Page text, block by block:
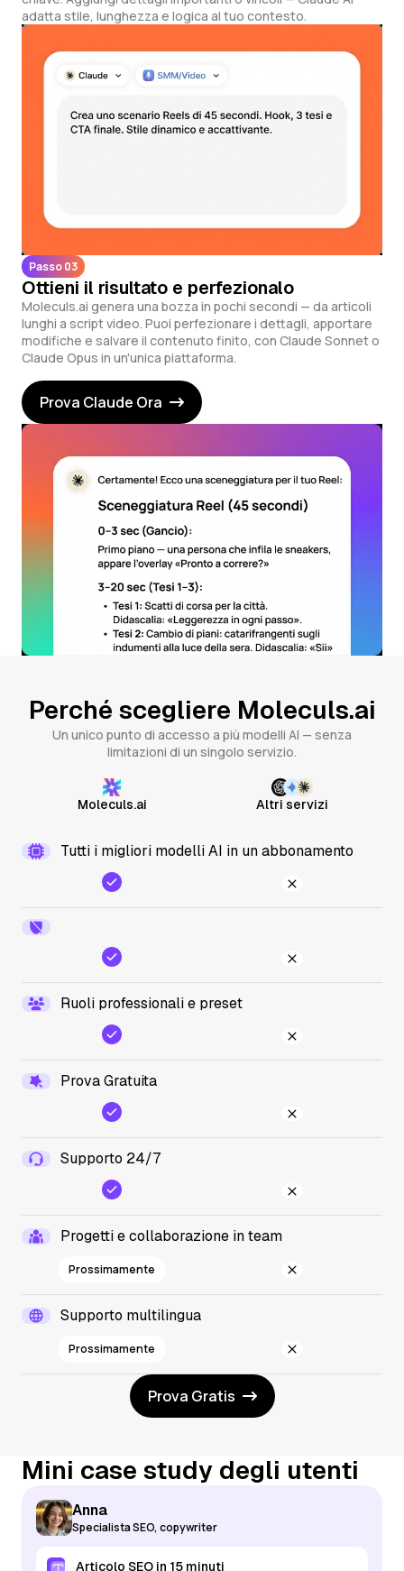
adatta stile, lunghezza e logica al tuo contesto.
Passo 03
Ottieni il risultato e perfezionalo
Moleculs.ai genera una bozza in pochi secondi — da articoli
lunghi a script video. Puoi perfezionare i dettagli, apportare
modifiche e salvare il contenuto finito, con Claude Sonnet o
Claude Opus in un'unica piattaforma.
Prova Claude Ora
Perché scegliere Moleculs.ai
Un unico punto di accesso a più modelli AI — senza
limitazioni di un singolo servizio.
Moleculs.ai Altri servizi
Tutti i migliori modelli AI in un abbonamento
Ruoli professionali e preset
Prova Gratuita
Supporto 24/7
Progetti e collaborazione in team
Prossimamente
Supporto multilingua
Prossimamente
Prova Gratis
Mini case study degli utenti
Anna
Specialista SEO, copywriter
Articolo SEO in 15 minuti